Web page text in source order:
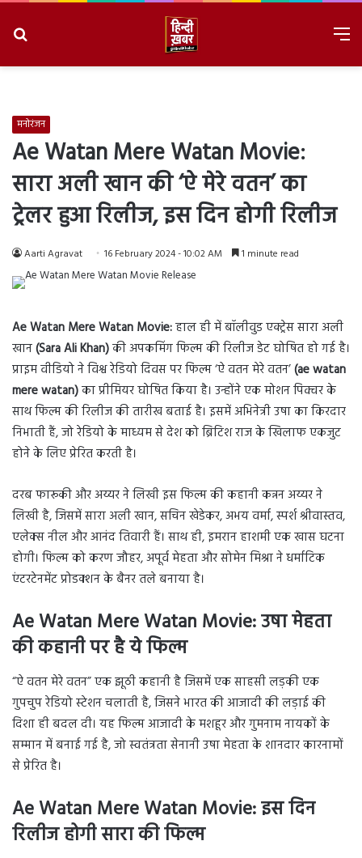
मनोरंजन
Ae Watan Mere Watan Movie:
सारा अली खान की ‘ऐ मेरे वतन’ का
ट्रेलर हुआ रिलीज, इस दिन होगी रिलीज
Aarti Agravat 16 February 2024 - 10:02 AM 1 minute read
Ae Watan Mere Watan Movie:हाल ही में बॉलीवुड एक्ट्रेस सारा अली
खान(Sara Ali Khan)की अपकमिंग फिल्म की रिलीज डेट घोषित हो गई है।
प्राइम वीडियो ने विश्व रेडियो दिवस पर फिल्म ‘ऐ वतन मेरे वतन’(ae watan
mere watan)का प्रीमियर घोषित किया है। उन्होंने एक मोशन पिक्चर के
साथ फिल्म की रिलीज की तारीख बताई है। इसमें अभिनेत्री उषा का किरदार
निभाती हैं, जो रेडियो के माध्यम से देश को ब्रिटिश राज के खिलाफ एकजुट
होने के लिए प्रेरित करती है।
दरब फारूकी और अय्यर ने लिखी इस फिल्म की कहानी कन्नन अय्यर ने
लिखी है, जिसमें सारा अली खान, सचिन खेडेकर, अभय वर्मा, स्पर्श श्रीवास्तव,
एलेक्स नील और आनंद तिवारी हैं। साथ ही, इमरान हाशमी एक खास घटना
होगी। फिल्म को करण जौहर, अपूर्व मेहता और सोमेन मिश्रा ने धर्माटिक
एंटरटेनमेंट प्रोडक्शन के बैनर तले बनाया है।
Ae Watan Mere Watan Movie:उषा मेहता
की कहानी पर है ये फिल्म
“ऐ वतन मेरे वतन” एक झूठी कहानी है जिसमें एक साहसी लड़की एक
गुपचुप रेडियो स्टेशन चलाती है, जिसने भारत की आजादी की लड़ाई की
दिशा ही बदल दी। यह फिल्म आजादी के मशहूर और गुमनाम नायकों के
सम्मान में बनाई गई है, जो स्वतंत्रता सेनानी उषा मेहता के शानदार कारनामों
से प्रेरित है।
Ae Watan Mere Watan Movie:इस दिन
रिलीज होगी सारा की फिल्म